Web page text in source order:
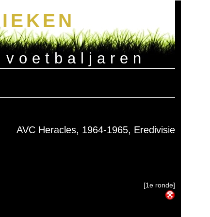
AVC Heracles, 1964-1965, Eredivisie
[1e ronde]